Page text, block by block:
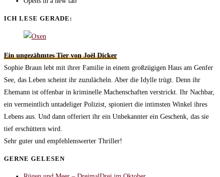
ICH LESE GERADE:
Ein ungezähmtes Tier von Joël Dicker
Sophie Braun lebt mit ihrer Familie in einem großzügigen Haus am Genfer
See, das Leben scheint ihr zuzulächeln. Aber die Idylle trügt. Denn ihr
Ehemann ist offenbar in kriminelle Machenschaften verstrickt. Ihr Nachbar,
ein vermeintlich untadeliger Polizist, spioniert die intimsten Winkel ihres
Lebens aus. Und dann offeriert ihr ein Unbekannter ein Geschenk, das sie
tief erschüttern wird.
Sehr guter und empfehlenswerter Thriller!
GERNE GELESEN